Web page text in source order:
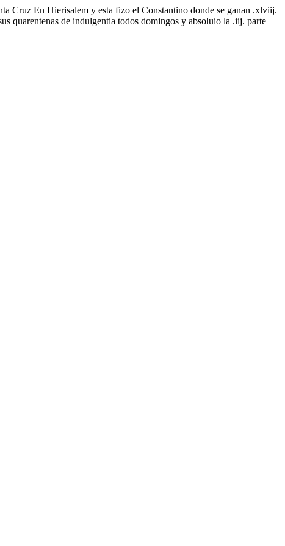
Cruz En Hierisalem y esta fizo el Constantino donde se ganan .xlviij.
quarentenas de indulgentia todos domingos y absoluio la .iij. parte